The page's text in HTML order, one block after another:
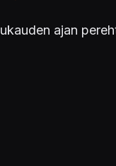
ajan